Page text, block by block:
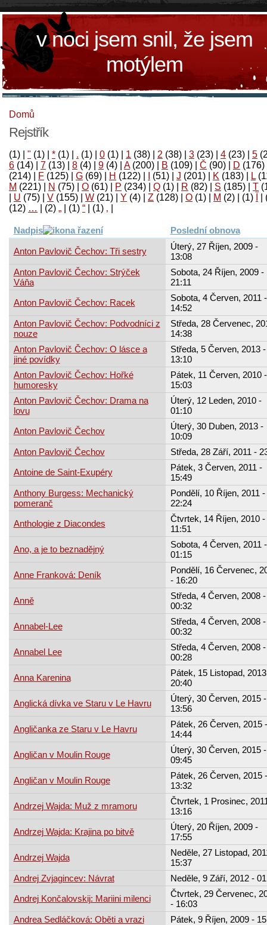
v noci jsem snil, že jsem
motýlem
Domů
Rejstřík
(1) " (1) * (1) . (1) 0 (1) 1 (38) 2 (38) 3 (23) 4 (23) 5
6 (14) 7 (13) 8 (4) 9 (4) A(200) B (109) Č (90) D (176)
(214)
F (125) G (69) H (122) (51) J (201) K (183) L
M (221) N (75) O (61) P (234) Q (1) R (82) S (185) T
U (75) V (155) W (21) Y (4) Z (128) Ο (1) М (2)
(1)
‚
(1)
“
(1)
„
(2)
…
(12)
Nadpis Poslední obnova
Anton Pavlovič Čechov: Tři sestry
Úterý, 27 Říjen, 2009 -
13:08
Anton Pavlovič Čechov: Strýček
Váňa
Sobota, 24 Říjen, 2009 -
21:11
Anton Pavlovič Čechov: Racek
Sobota, 4 Červen, 2011 -
14:52
Anton Pavlovič Čechov: Podvodníci z
nouze
Středa, 28 Červenec,
14:38
Anton Pavlovič Čechov: O lásce a
jiné povídky
Středa, 5 Červen, 2013 -
13:10
Anton Pavlovič Čechov: Hořké
humoresky
Pátek, 11 Červen, 2010 -
15:03
Anton Pavlovič Čechov: Drama na
lovu
Úterý, 12 Leden, 2010 -
01:10
Anton Pavlovič Čechov
Úterý, 30 Duben, 2013 -
10:09
Anton Pavlovič Čechov
Středa, 28 Září, 2011 -
Antoine de Saint-Exupéry
Pátek, 3 Červen, 2011 -
15:49
Anthony Burgess: Mechanický
pomeranč
Pondělí, 10 Říjen, 2011 -
22:24
Anthologie z Diacondes
Čtvrtek, 14 Říjen, 2010 -
11:51
Ano, a je to beznadějný
Sobota, 4 Červen, 2011 -
01:15
Anne Franková: Deník
Pondělí, 16 Červenec,
- 16:20
Anně
Středa, 4 Červen, 2008 -
00:32
Annabel-Lee
Středa, 4 Červen, 2008 -
00:32
Annabel Lee
Středa, 4 Červen, 2008 -
00:28
Anna Karenina
Pátek, 15 Listopad,
20:40
Anglická dívka ve Staru v Le Havru
Úterý, 30 Červen, 2015 -
13:56
Angličanka ze Staru v Le Havru
Pátek, 26 Červen, 2015 -
14:44
Angličan v Moulin Rouge
Úterý, 30 Červen, 2015 -
09:45
Angličan v Moulin Rouge
Pátek, 26 Červen, 2015 -
13:32
Andrzej Wajda: Muž z mramoru
Čtvrtek, 1 Prosinec,
13:16
Andrzej Wajda: Krajina po bitvě
Úterý, 20 Říjen, 2009 -
17:55
Andrzej Wajda
Neděle, 27 Listopad,
15:37
Andrej Zvjagincev: Návrat
Neděle, 9 Září, 2012 -
Andrej Končalovskij: Mariini milenci
Čtvrtek, 29 Červenec,
- 16:03
Andrea Sedláčková: Oběti a vrazi
Pátek, 9 Říjen, 2009 -